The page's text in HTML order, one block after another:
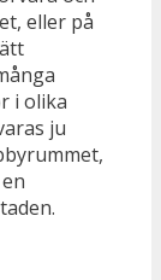
eller på
i olika
ju